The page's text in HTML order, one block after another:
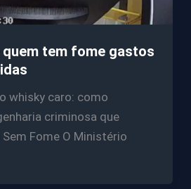
quem tem fome gastos
whisky caro: como
criminosa que
Fome O Ministério